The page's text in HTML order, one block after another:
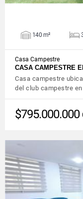
140 m²
Casa Campestre
CASA CAMPESTRE
Casa campestre
del club campestre
$795.000.000